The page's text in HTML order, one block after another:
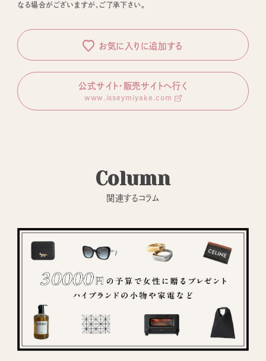
なる場合がございますが、ご了承下さい。
お気に入りに追加する
公式サイト・販売サイトへ行く
www.isseymiyake.com
Column
関連するコラム